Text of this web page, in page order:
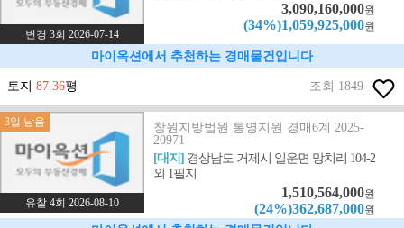
변경 3회 2026-07-14
3,090,160,000원
(34%)1,059,925,000원
마이옥션에서 추천하는 경매물건입니다
토지 87.36평 조회 1849
3일 남음
유찰 4회 2026-08-10
창원지방법원 통영지원 경매6계 2025-
20971
[대지] 경상남도 거제시 일운면 망치리 104-2
외 1필지
1,510,564,000원
(24%)362,687,000원